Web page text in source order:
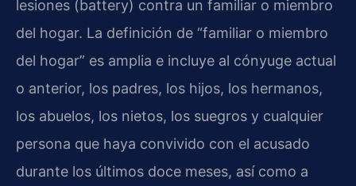
lesiones (battery) contra un familiar o miembro
del hogar. La definición de “familiar o miembro
del hogar” es amplia e incluye al cónyuge actual
o anterior, los padres, los hijos, los hermanos,
los abuelos, los nietos, los suegros y cualquier
persona que haya convivido con el acusado
durante los últimos doce meses, así como a